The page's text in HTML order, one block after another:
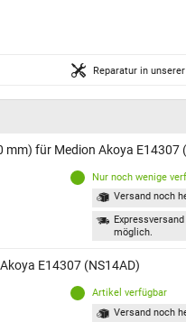
Reparatur in
mm) für Medion Akoya E14307
Nur noch wenige
Versand noch
Expressversand
möglich.
E14307 (NS14AD)
Artikel verfügbar
Versand noch